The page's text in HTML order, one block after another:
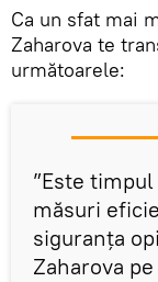
Ca un sfat mai
Zaharova te
următoarele:
”Este
măsuri
siguranța
Zaharova